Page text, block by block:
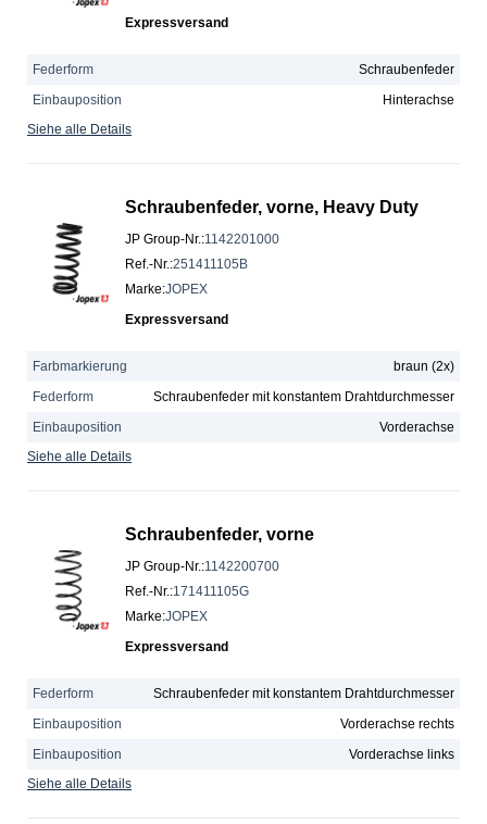
Expressversand
Federform
Schraubenfeder
Einbauposition
Hinterachse
Siehe alle Details
Schraubenfeder, vorne, Heavy Duty
JP Group-Nr.:1142201000
Ref.-Nr.:251411105B
Marke:JOPEX
Expressversand
Farbmarkierung
braun (2x)
Federform
Schraubenfeder mit konstantem Drahtdurchmesser
Einbauposition
Vorderachse
Siehe alle Details
Schraubenfeder, vorne
JP Group-Nr.:1142200700
Ref.-Nr.:171411105G
Marke:JOPEX
Expressversand
Federform
Schraubenfeder mit konstantem Drahtdurchmesser
Einbauposition
Vorderachse rechts
Einbauposition
Vorderachse links
Siehe alle Details